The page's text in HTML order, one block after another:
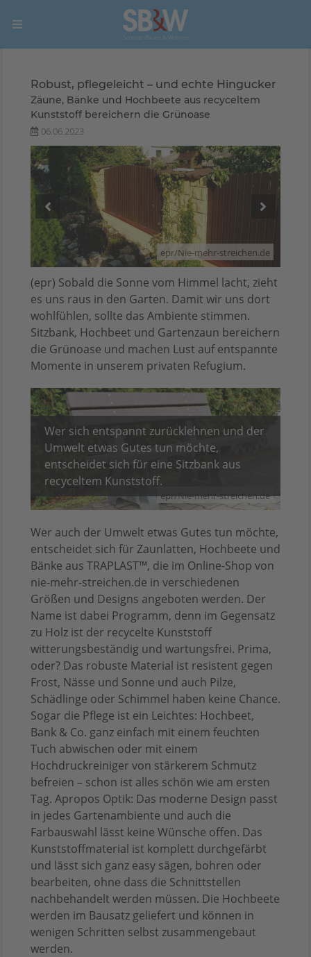
Robust, pflegeleicht – und echte Hingucker
Zäune, Bänke und Hochbeete aus recyceltem
Kunststoff bereichern die Grünoase
06.06.2023
epr/Nie-mehr-streichen.de
(epr) Sobald die Sonne vom Himmel lacht, zieht
es uns raus in den Garten. Damit wir uns dort
wohlfühlen, sollte das Ambiente stimmen.
Sitzbank, Hochbeet und Gartenzaun bereichern
die Grünoase und machen Lust auf entspannte
Momente in unserem privaten Refugium.
epr/Nie-mehr-streichen.de
Wer sich entspannt zurücklehnen und der
Umwelt etwas Gutes tun möchte,
entscheidet sich für eine Sitzbank aus
recyceltem Kunststoff.
Wer auch der Umwelt etwas Gutes tun möchte,
entscheidet sich für Zaunlatten, Hochbeete und
Bänke aus TRAPLAST™, die im Online-Shop von
nie-mehr-streichen.de in verschiedenen
Größen und Designs angeboten werden. Der
Name ist dabei Programm, denn im Gegensatz
zu Holz ist der recycelte Kunststoff
witterungsbeständig und wartungsfrei. Prima,
oder? Das robuste Material ist resistent gegen
Frost, Nässe und Sonne und auch Pilze,
Schädlinge oder Schimmel haben keine Chance.
Sogar die Pflege ist ein Leichtes: Hochbeet,
Bank & Co. ganz einfach mit einem feuchten
Tuch abwischen oder mit einem
Hochdruckreiniger von stärkerem Schmutz
befreien – schon ist alles schön wie am ersten
Tag. Apropos Optik: Das moderne Design passt
in jedes Gartenambiente und auch die
Farbauswahl lässt keine Wünsche offen. Das
Kunststoffmaterial ist komplett durchgefärbt
und lässt sich ganz easy sägen, bohren oder
bearbeiten, ohne dass die Schnittstellen
nachbehandelt werden müssen. Die Hochbeete
werden im Bausatz geliefert und können in
wenigen Schritten selbst zusammengebaut
werden.